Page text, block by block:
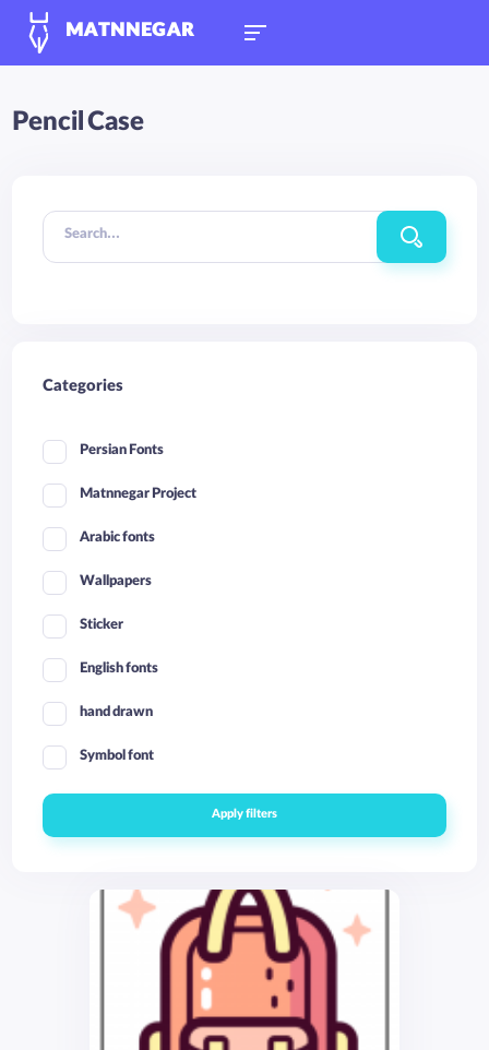
MATNNEGAR
Pencil Case
Search...
Categories
Persian Fonts
Matnnegar Project
Arabic fonts
Wallpapers
Sticker
English fonts
hand drawn
Symbol font
Apply filters